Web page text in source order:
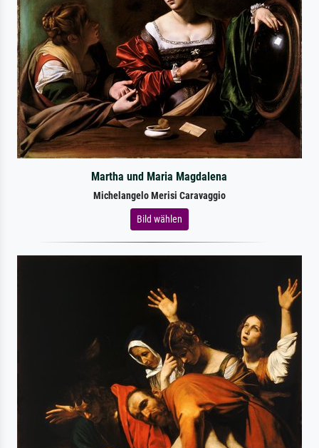
Martha und Maria Magdalena
Michelangelo Merisi Caravaggio
Bild wählen